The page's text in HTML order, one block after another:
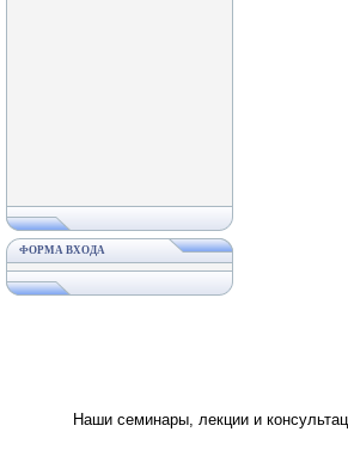
ФОРМА ВХОДА
Наши семинары, лекции и